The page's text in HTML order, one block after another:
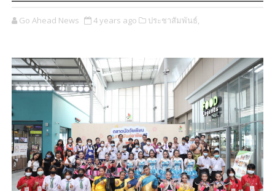
Go Ahead News 4 years ago ประชาสัมพันธ์,